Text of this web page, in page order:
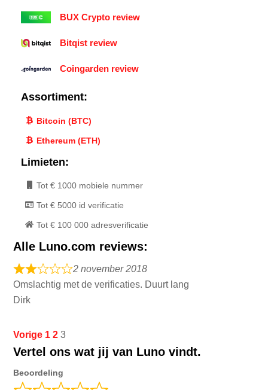
BUX Crypto review
Bitqist review
Coingarden review
Assortiment:
Bitcoin (BTC)
Ethereum (ETH)
Limieten:
Tot € 1000 mobiele nummer
Tot € 5000 id verificatie
Tot € 100 000 adresverificatie
Alle Luno.com reviews:
2 november 2018
Omslachtig met de verificaties. Duurt lang
Dirk
Site
beoordelingen
navigatie
Vorige Pagina
1 Pagina
2 Pagina
3
Vertel ons wat jij van Luno vindt.
Beoordeling